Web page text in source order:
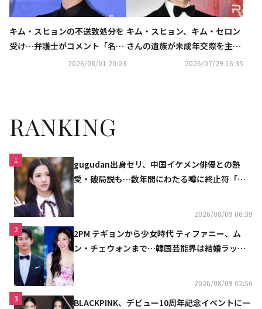
キム・スヒョンの不送致処分を
受け…弁護士がコメント「名誉
回復において重要な意味を持
2026/08/01 20:03
キム・スヒョン、キム・セロン
さんの遺族が未成年交際を主張
し告訴も…不起訴処分に
2026/07/29 16:35
RANKING
1
gugudan出身セリ、中国イケメン俳優との熱
愛・破局説も…数年間にわたる噂に終止符「邪
2026/08/09 06:39
2
2PM テギョンから少女時代 ティファニー、ム
ン・チェウォンまで…韓国芸能界は結婚ラッシ
2026/08/09 02:56
3
BLACKPINK、デビュー10周年記念イベントに一